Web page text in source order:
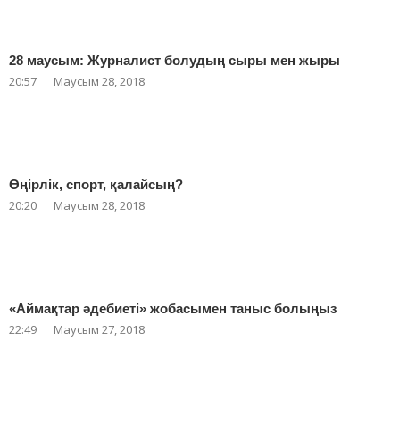
28 маусым: Журналист болудың сыры мен жыры
20:57 Маусым 28, 2018
Өңірлік, спорт, қалайсың?
20:20 Маусым 28, 2018
«Аймақтар әдебиеті» жобасымен таныс болыңыз
22:49 Маусым 27, 2018